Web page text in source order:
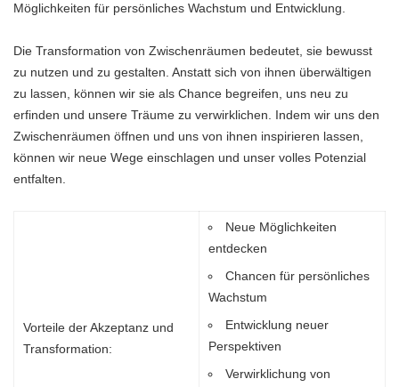
Möglichkeiten für persönliches Wachstum und Entwicklung.
Die Transformation von Zwischenräumen bedeutet, sie bewusst
zu nutzen und zu gestalten. Anstatt sich von ihnen überwältigen
zu lassen, können wir sie als Chance begreifen, uns neu zu
erfinden und unsere Träume zu verwirklichen. Indem wir uns den
Zwischenräumen öffnen und uns von ihnen inspirieren lassen,
können wir neue Wege einschlagen und unser volles Potenzial
entfalten.
Vorteile der Akzeptanz und
Transformation:
Neue Möglichkeiten
entdecken
Chancen für persönliches
Wachstum
Entwicklung neuer
Perspektiven
Verwirklichung von